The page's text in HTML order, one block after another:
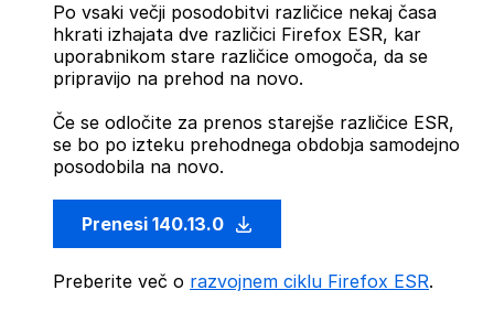
Po vsaki večji posodobitvi različice nekaj časa
hkrati izhajata dve različici Firefox ESR, kar
uporabnikom stare različice omogoča, da se
pripravijo na prehod na novo.
Če se odločite za prenos starejše različice ESR,
se bo po izteku prehodnega obdobja samodejno
posodobila na novo.
Prenesi 140.13.0
Preberite več o razvojnem ciklu Firefox ESR.